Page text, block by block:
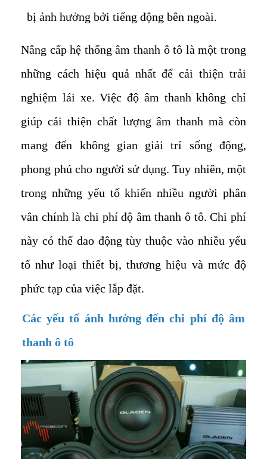
bị ảnh hưởng bởi tiếng động bên ngoài.
Nâng cấp hệ thống âm thanh ô tô là một trong
những cách hiệu quả nhất để cải thiện trải
nghiệm lái xe. Việc độ âm thanh không chỉ
giúp cải thiện chất lượng âm thanh mà còn
mang đến không gian giải trí sống động,
phong phú cho người sử dụng. Tuy nhiên, một
trong những yếu tố khiến nhiều người phân
vân chính là chi phí độ âm thanh ô tô. Chi phí
này có thể dao động tùy thuộc vào nhiều yếu
tố như loại thiết bị, thương hiệu và mức độ
phức tạp của việc lắp đặt.
Các yếu tố ảnh hưởng đến chi phí độ âm
thanh ô tô